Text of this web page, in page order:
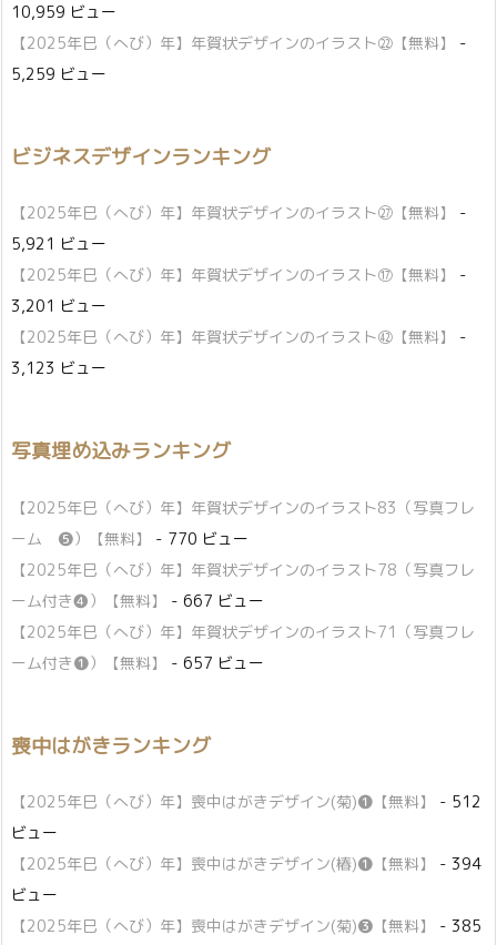
10,959 ビュー
【2025年巳（へび）年】年賀状デザインのイラスト㉒【無料】
-
5,259 ビュー
ビジネスデザインランキング
【2025年巳（へび）年】年賀状デザインのイラスト㉗【無料】
-
5,921 ビュー
【2025年巳（へび）年】年賀状デザインのイラスト⑰【無料】
-
3,201 ビュー
【2025年巳（へび）年】年賀状デザインのイラスト㊷【無料】
-
3,123 ビュー
写真埋め込みランキング
【2025年巳（へび）年】年賀状デザインのイラスト83（写真フレ
ーム ❺）【無料】
- 770 ビュー
【2025年巳（へび）年】年賀状デザインのイラスト78（写真フレ
ーム付き❹）【無料】
- 667 ビュー
【2025年巳（へび）年】年賀状デザインのイラスト71（写真フレ
ーム付き❶）【無料】
- 657 ビュー
喪中はがきランキング
【2025年巳（へび）年】喪中はがきデザイン(菊)❶【無料】
- 512
ビュー
【2025年巳（へび）年】喪中はがきデザイン(椿)❶【無料】
- 394
ビュー
【2025年巳（へび）年】喪中はがきデザイン(菊)❸【無料】
- 385